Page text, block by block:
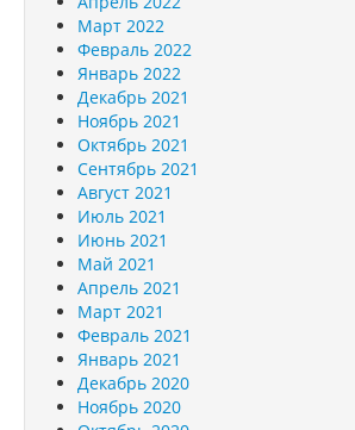
Март 2022
Февраль 2022
Январь 2022
Декабрь 2021
Ноябрь 2021
Октябрь 2021
Сентябрь 2021
Август 2021
Июль 2021
Июнь 2021
Май 2021
Апрель 2021
Март 2021
Февраль 2021
Январь 2021
Декабрь 2020
Ноябрь 2020